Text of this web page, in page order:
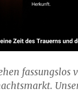
fassungslos